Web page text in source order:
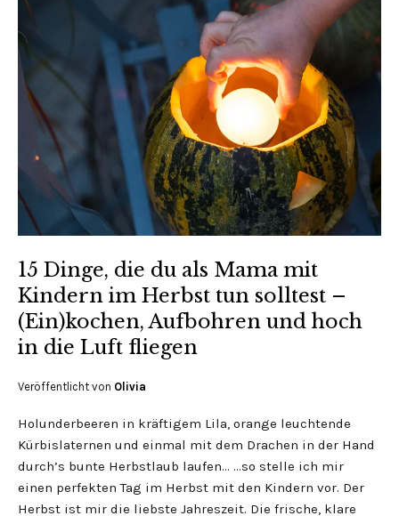
15 Dinge, die du als Mama mit
Kindern im Herbst tun solltest –
(Ein)kochen, Aufbohren und hoch
in die Luft fliegen
Veröffentlicht von Olivia
Holunderbeeren in kräftigem Lila, orange leuchtende
Kürbislaternen und einmal mit dem Drachen in der Hand
durch’s bunte Herbstlaub laufen… …so stelle ich mir
einen perfekten Tag im Herbst mit den Kindern vor. Der
Herbst ist mir die liebste Jahreszeit. Die frische, klare